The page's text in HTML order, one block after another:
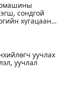
сондгой
хугацаанд
уучлах
уучлал